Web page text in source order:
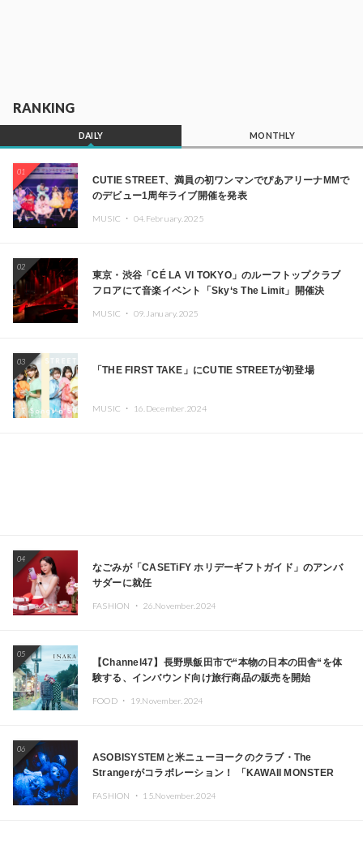
RANKING
DAILY MONTHLY
01
CUTIE STREET、満員の初ワンマンでぴあアリーナMMで
のデビュー1周年ライブ開催を発表
MUSIC ・ 04.February.2025
02
東京・渋谷「CÉ LA VI TOKYO」のルーフトップクラブ
フロアにて音楽イベント「Sky‘s The Limit」開催決
Kza（FORCE OF NATURE）ら日本を代表するDJ・クリ
MUSIC ・ 09.January.2025
03
「THE FIRST TAKE」にCUTIE STREETが初登場
MUSIC ・ 16.December.2024
04
なごみが「CASETiFY ホリデーギフトガイド」のアンバ
サダーに就任
FASHION ・ 26.November.2024
05
【Channel47】長野県飯田市で“本物の日本の田舎“を体
験する、インバウンド向け旅行商品の販売を開始
FOOD ・ 19.November.2024
06
ASOBISYSTEMと米ニューヨークのクラブ・The
Strangerがコラボレーション！ 「KAWAII MONSTER
FASHION ・ 15.November.2024